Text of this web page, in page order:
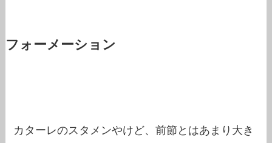
フォーメーション
カターレのスタメンやけど、前節とはあまり大き